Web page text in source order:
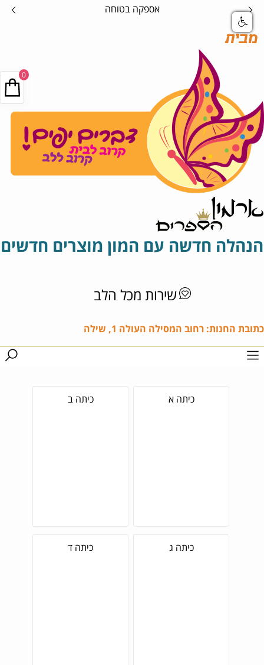
בטוחה קנה
מבית
הנהלה חדשה עם המון מוצרים חדשים
שירות מכל הלב
כתובת החנות: רחוב המסילה העולה 1, שילה
כיתה א כיתה ב
כיתה ג כיתה ד
0